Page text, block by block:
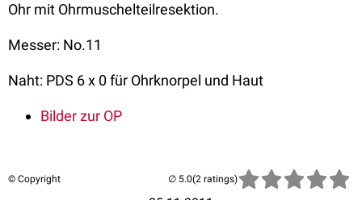
Ohr mit Ohrmuschelteilresektion.
Messer: No.11
Naht: PDS 6 x 0 für Ohrknorpel und Haut
Bilder zur OP
© Copyright (2 ratings)